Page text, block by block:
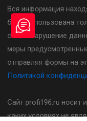
Вся информация
быть использована
сайта. Нарушение
меры
отправляя формы на
Политикой
Сайт profi196.ru носит
каких условиях не